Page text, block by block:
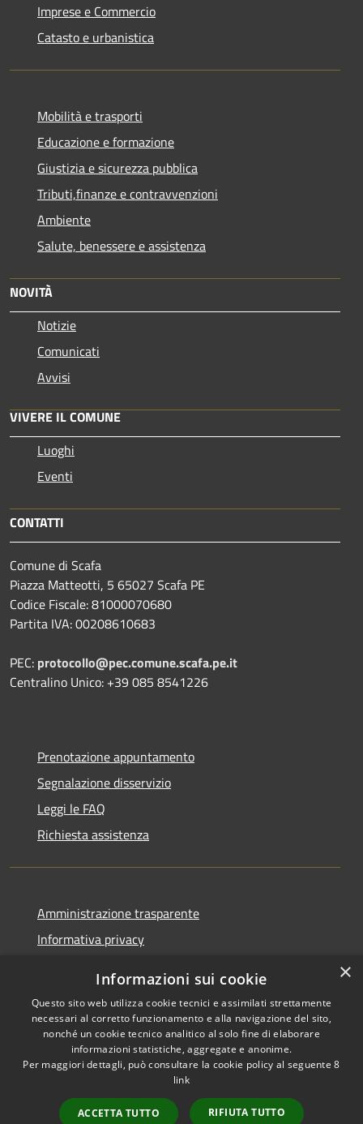
Imprese e Commercio
Catasto e urbanistica
Mobilità e trasporti
Educazione e formazione
Giustizia e sicurezza pubblica
Tributi,finanze e contravvenzioni
Ambiente
Salute, benessere e assistenza
NOVITÀ
Notizie
Comunicati
Avvisi
VIVERE IL COMUNE
Luoghi
Eventi
CONTATTI
Comune di Scafa
Piazza Matteotti, 5 65027 Scafa PE
Codice Fiscale: 81000070680
Partita IVA: 00208610683
PEC: protocollo@pec.comune.scafa.pe.it
Centralino Unico: +39 085 8541226
Prenotazione appuntamento
Segnalazione disservizio
Leggi le FAQ
Richiesta assistenza
Amministrazione trasparente
Informativa privacy
Dichiarazione di accessibilità
RSS
Copyright © 2026 • Comune di
Municipium•
Accesso
×
Informazioni sui cookie
Questo sito web utilizza cookie tecnici e assimilati strettamente
necessari al corretto funzionamento e alla navigazione del sito,
nonché un cookie tecnico analitico al solo fine di elaborare
informazioni statistiche, aggregate e anonime.
Per maggiori dettagli, può consultare la cookie policy al seguente8
link
ACCETTA TUTTO RIFIUTA TUTTO